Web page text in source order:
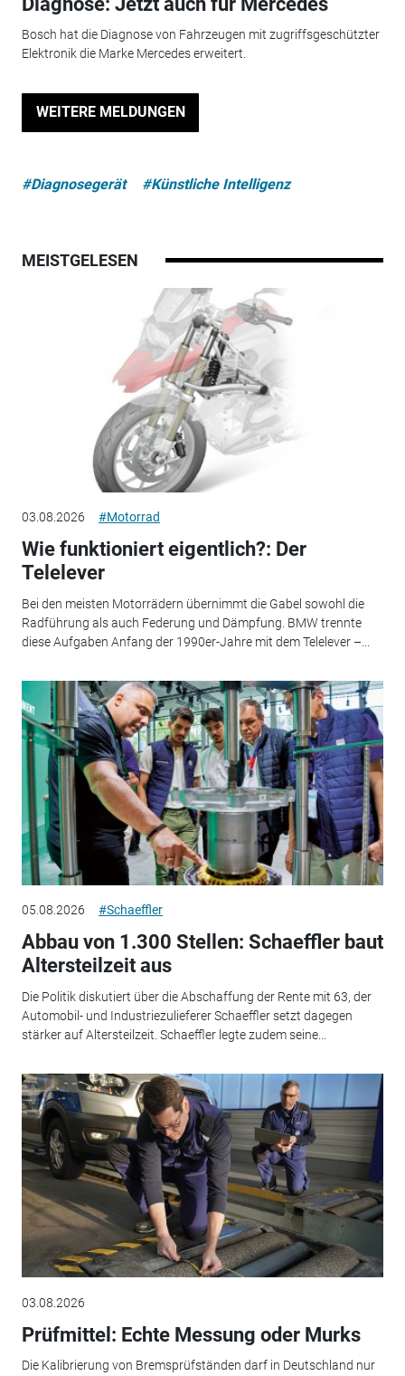
Bosch hat die Diagnose von Fahrzeugen mit zugriffsgeschützter
Elektronik die Marke Mercedes erweitert.
WEITERE MELDUNGEN
#Diagnosegerät #Künstliche Intelligenz
MEISTGELESEN
03.08.2026 #Motorrad
Wie funktioniert eigentlich?: Der
Telelever
Bei den meisten Motorrädern übernimmt die Gabel sowohl die
Radführung als auch Federung und Dämpfung. BMW trennte
diese Aufgaben Anfang der 1990er-Jahre mit dem Telelever –...
05.08.2026 #Schaeffler
Abbau von 1.300 Stellen: Schaeffler baut
Altersteilzeit aus
Die Politik diskutiert über die Abschaffung der Rente mit 63, der
Automobil- und Industriezulieferer Schaeffler setzt dagegen
stärker auf Altersteilzeit. Schaeffler legte zudem seine...
03.08.2026
Prüfmittel: Echte Messung oder Murks
Die Kalibrierung von Bremsprüfständen darf in Deutschland nur